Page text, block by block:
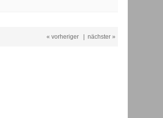
« vorheriger nächster »